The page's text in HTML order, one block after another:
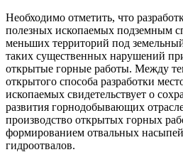
Необходимо отметить, что
полезных ископаемых подземным
меньших территорий под
таких существенных нарушений
открытые горные работы. Между
открытого способа разработки
ископаемых свидетельствует о
развития горнодобывающих
производство открытых горных
формированием отвальных
гидроотвалов.